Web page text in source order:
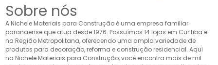
Sobre nós
A Nichele Materiais para Construção é uma empresa familiar
paranaense que atua desde 1976. Possuímos 14 lojas em Curitiba e
na Região Metropolitana, oferecendo uma ampla variedade de
produtos para decoração, reforma e construção residencial. Aqui
na Nichele Materiais para Construção, você encontra mais de mil